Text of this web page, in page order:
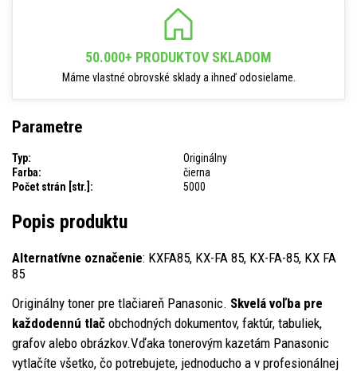
50.000+ PRODUKTOV SKLADOM
Máme vlastné obrovské sklady a ihneď odosielame.
Parametre
Typ:
Originálny
Farba:
čierna
Počet strán [str.]:
5000
Popis produktu
Alternatívne označenie: KXFA85, KX-FA 85, KX-FA-85, KX FA
85
Originálny toner pre tlačiareň Panasonic. Skvelá voľba pre
každodennú tlač obchodných dokumentov, faktúr, tabuliek,
grafov alebo obrázkov.Vďaka tonerovým kazetám Panasonic
vytlačíte všetko, čo potrebujete, jednoducho a v profesionálnej